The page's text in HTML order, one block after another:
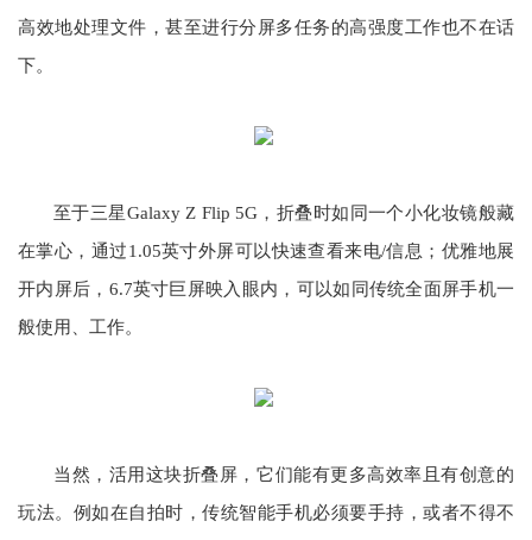
高效地处理文件，甚至进行分屏多任务的高强度工作也不在话
下。
至于三星Galaxy Z Flip 5G，折叠时如同一个小化妆镜般藏
在掌心，通过1.05英寸外屏可以快速查看来电/信息；优雅地展
开内屏后，6.7英寸巨屏映入眼内，可以如同传统全面屏手机一
般使用、工作。
当然，活用这块折叠屏，它们能有更多高效率且有创意的
玩法。例如在自拍时，传统智能手机必须要手持，或者不得不